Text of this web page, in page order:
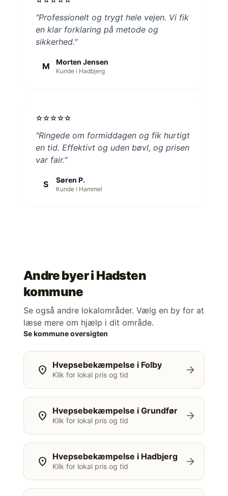
"Professionelt og trygt hele vejen. Vi fik
en klar forklaring på metode og
sikkerhed."
M Morten Jensen
Kunde i Hadbjerg
starstarstarstarstar
"Ringede om formiddagen og fik hurtigt
en tid. Effektivt og uden bøvl, og prisen
var fair."
S Søren P.
Kunde i Hammel
Andre byer i Hadsten
kommune
Se også andre lokalområder. Vælg en by for at
læse mere om hjælp i dit område.
Se kommune oversigten
location_on Hvepsebekæmpelse i Folby
Klik for lokal pris og tid arrow_forward
location_on Hvepsebekæmpelse i Grundfør
Klik for lokal pris og tid arrow_forward
location_on Hvepsebekæmpelse i Hadbjerg
Klik for lokal pris og tid arrow_forward